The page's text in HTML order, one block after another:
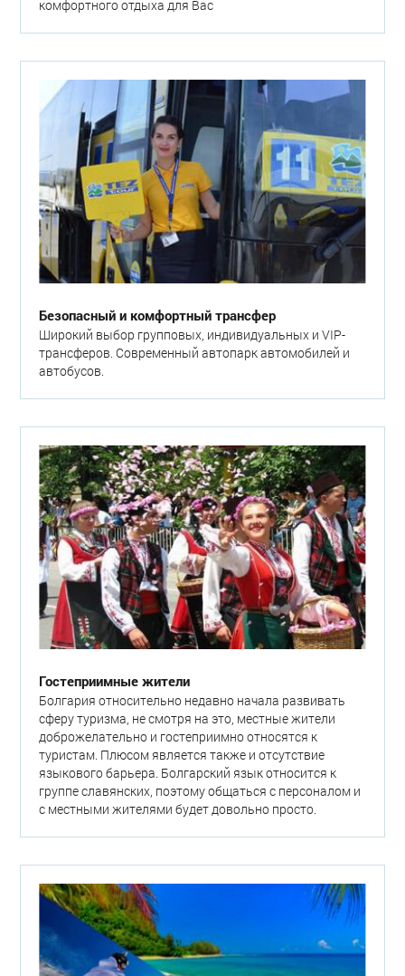
комфортного отдыха для Вас
Безопасный и комфортный трансфер
Широкий выбор групповых, индивидуальных и VIP-
трансферов. Современный автопарк автомобилей и
автобусов.
Гостеприимные жители
Болгария относительно недавно начала развивать
сферу туризма, не смотря на это, местные жители
доброжелательно и гостеприимно относятся к
туристам. Плюсом является также и отсутствие
языкового барьера. Болгарский язык относится к
группе славянских, поэтому общаться с персоналом и
с местными жителями будет довольно просто.